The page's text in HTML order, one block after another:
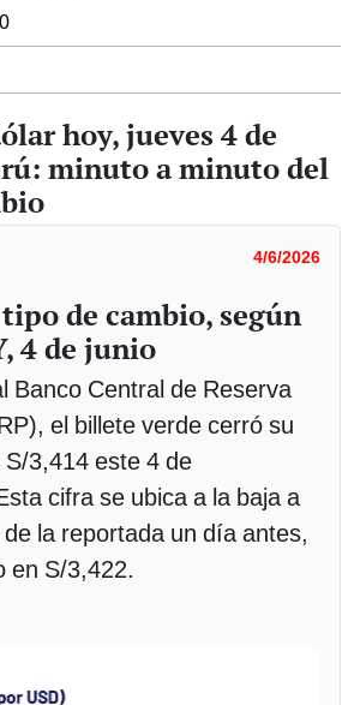
hoy, jueves 4 de
minuto a minuto del
4/6/2026
de cambio, según
4 de junio
Banco Central de Reserva
el billete verde cerró su
3,414 este 4 de
cifra se ubica a la baja a
la reportada un día antes,
en S/3,422.